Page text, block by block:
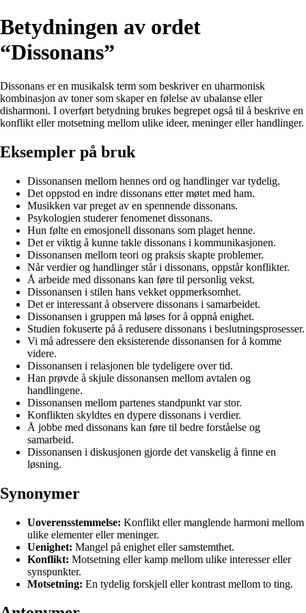
Betydningen av ordet
“Dissonans”
Dissonans er en musikalsk term som beskriver en uharmonisk
kombinasjon av toner som skaper en følelse av ubalanse eller
disharmoni. I overført betydning brukes begrepet også til å beskrive en
konflikt eller motsetning mellom ulike ideer, meninger eller handlinger.
Eksempler på bruk
Dissonansen mellom hennes ord og handlinger var tydelig.
Det oppstod en indre dissonans etter møtet med ham.
Musikken var preget av en spennende dissonans.
Psykologien studerer fenomenet dissonans.
Hun følte en emosjonell dissonans som plaget henne.
Det er viktig å kunne takle dissonans i kommunikasjonen.
Dissonansen mellom teori og praksis skapte problemer.
Når verdier og handlinger står i dissonans, oppstår konflikter.
Å arbeide med dissonans kan føre til personlig vekst.
Dissonansen i stilen hans vekket oppmerksomhet.
Det er interessant å observere dissonans i samarbeidet.
Dissonansen i gruppen må løses for å oppnå enighet.
Studien fokuserte på å redusere dissonans i beslutningsprosesser.
Vi må adressere den eksisterende dissonansen for å komme
videre.
Dissonansen i relasjonen ble tydeligere over tid.
Han prøvde å skjule dissonansen mellom avtalen og
handlingene.
Dissonansen mellom partenes standpunkt var stor.
Konflikten skyldtes en dypere dissonans i verdier.
Å jobbe med dissonans kan føre til bedre forståelse og
samarbeid.
Dissonansen i diskusjonen gjorde det vanskelig å finne en
løsning.
Synonymer
Uoverensstemmelse: Konflikt eller manglende harmoni mellom
ulike elementer eller meninger.
Uenighet: Mangel på enighet eller samstemthet.
Konflikt: Motsetning eller kamp mellom ulike interesser eller
synspunkter.
Motsetning: En tydelig forskjell eller kontrast mellom to ting.